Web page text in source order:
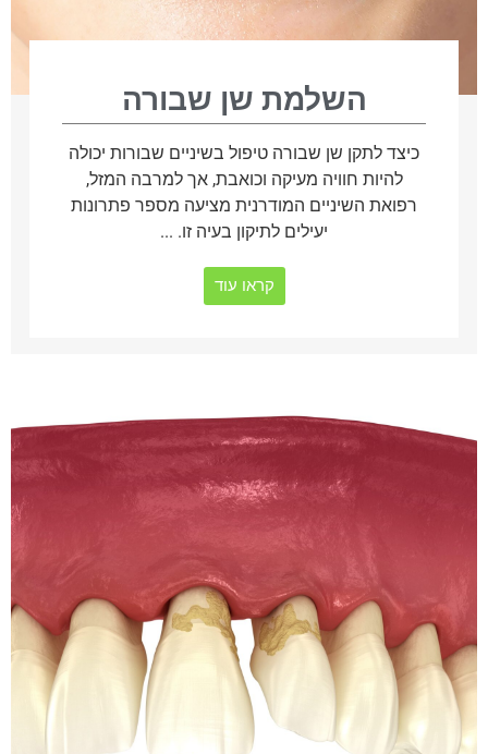
השלמת שן שבורה
כיצד לתקן שן שבורה טיפול בשיניים שבורות יכולה
להיות חוויה מעיקה וכואבת, אך למרבה המזל,
רפואת השיניים המודרנית מציעה מספר פתרונות
יעילים לתיקון בעיה זו. ...
קראו עוד